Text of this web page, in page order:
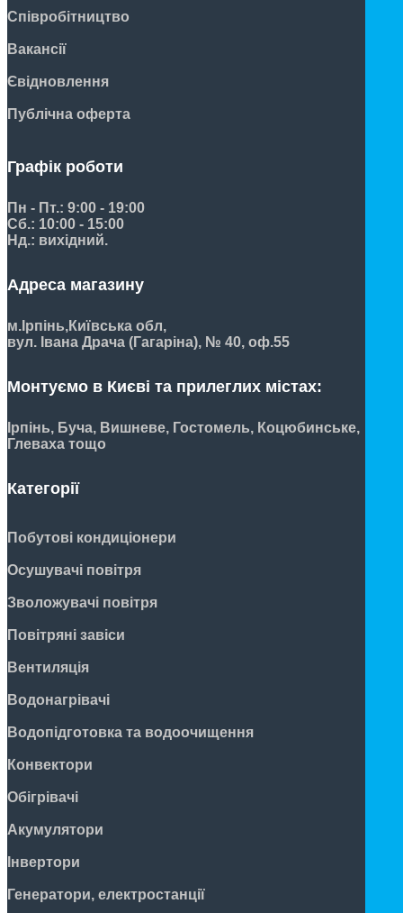
Співробітництво
Вакансії
Євідновлення
Публічна оферта
Графік роботи
Пн - Пт.: 9:00 - 19:00
Сб.: 10:00 - 15:00
Нд.: вихідний.
Адреса магазину
м.Ірпінь,Київська обл,
вул. Івана Драча (Гагаріна), № 40, оф.55
Монтуємо в Києві та прилеглих містах:
Ірпінь, Буча, Вишневе, Гостомель, Коцюбинське,
Глеваха тощо
Категорії
Побутові кондиціонери
Осушувачі повітря
Зволожувачі повітря
Повітряні завіси
Вентиляція
Водонагрівачі
Водопідготовка та водоочищення
Конвектори
Обігрівачі
Акумулятори
Інвертори
Генератори, електростанції